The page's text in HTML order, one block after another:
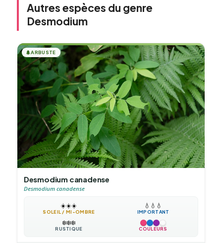
Autres espèces du genre
Desmodium
🌲ARBUSTE
Desmodium canadense
Desmodium canadense
☀️☀️☀️
SOLEIL / MI-OMBRE
💧 💧 💧
IMPORTANT
❄️❄️❄️
RUSTIQUE COULEURS